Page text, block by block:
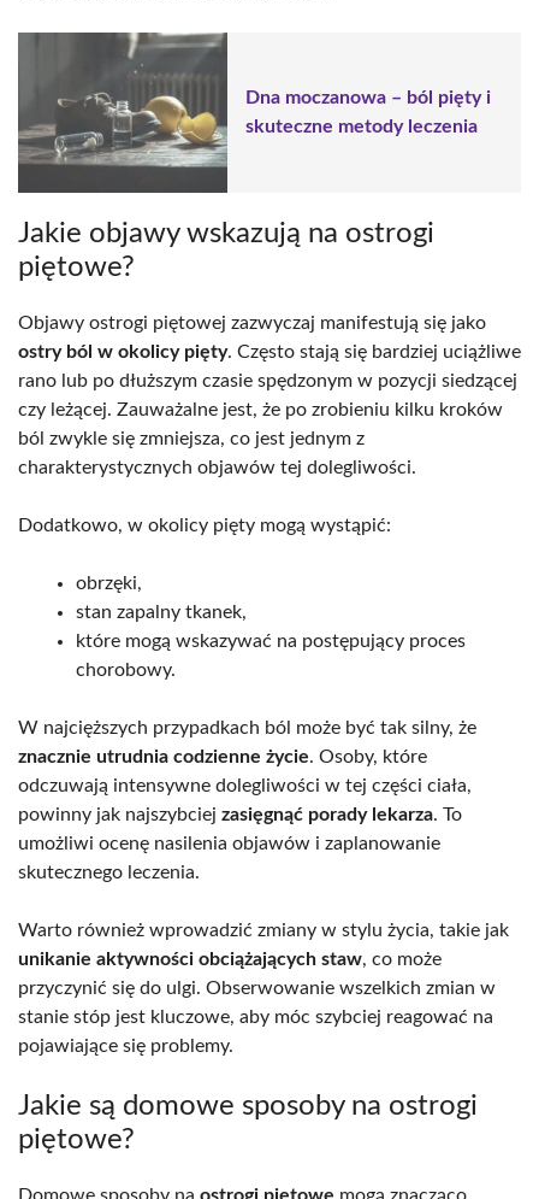
Dna moczanowa – ból pięty i
skuteczne metody leczenia
Jakie objawy wskazują na ostrogi
piętowe?
Objawy ostrogi piętowej zazwyczaj manifestują się jako
ostry ból w okolicy pięty. Często stają się bardziej uciążliwe
rano lub po dłuższym czasie spędzonym w pozycji siedzącej
czy leżącej. Zauważalne jest, że po zrobieniu kilku kroków
ból zwykle się zmniejsza, co jest jednym z
charakterystycznych objawów tej dolegliwości.
Dodatkowo, w okolicy pięty mogą wystąpić:
obrzęki,
stan zapalny tkanek,
które mogą wskazywać na postępujący proces
chorobowy.
W najcięższych przypadkach ból może być tak silny, że
znacznie utrudnia codzienne życie. Osoby, które
odczuwają intensywne dolegliwości w tej części ciała,
powinny jak najszybciej zasięgnąć porady lekarza. To
umożliwi ocenę nasilenia objawów i zaplanowanie
skutecznego leczenia.
Warto również wprowadzić zmiany w stylu życia, takie jak
unikanie aktywności obciążających staw, co może
przyczynić się do ulgi. Obserwowanie wszelkich zmian w
stanie stóp jest kluczowe, aby móc szybciej reagować na
pojawiające się problemy.
Jakie są domowe sposoby na ostrogi
piętowe?